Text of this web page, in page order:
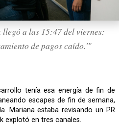
a las 15:47 del viernes:
de pagos caído.'"
escapes de fin de semana,
Mariana estaba revisando un PR
explotó en tres canales.